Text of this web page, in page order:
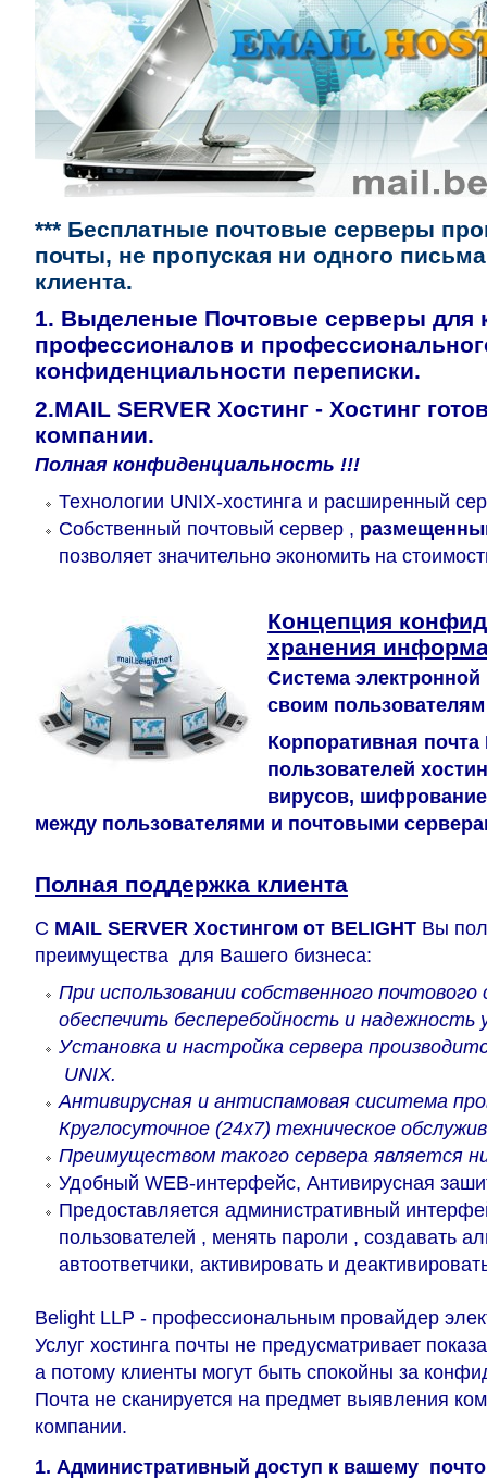
*** Бесплатные почтовые серверы
почты, не пропуская ни одного
клиента.
1. Выделеные Почтовые серверы для
профессионалов и
конфиденциальности переписки.
2.MAIL SERVER Хостинг - Хостинг
компании.
Полная конфиденциальность !!!
Технологии UNIX-хостинга и расширенный
Собственный почтовый сервер ,
позволяет значительно экономить на
Концепция
хранения
Система электронной
своим
Корпоративная почта
пользователей
вирусов,
между пользователями и почтовыми
Полная поддержка клиента
С MAIL SERVER Хостингом от BELIGHT Вы
преимущества для Вашего бизнеса:
При использовании собственного
обеспечить бесперебойность и надежность
Установка и настройка сервера
UNIX.
Антивирусная и антиспамовая сиситема
Круглосуточное (24х7) техническое
Преимуществом такого сервера является
Удобный WEB-интерфейс, Антивирусная
Предоставляется административный
пользователей , менять пароли , создавать
автоответчики, активировать и
Belight LLP - профессиональным провайдер
Услуг хостинга почты не предусматривает
а потому клиенты могут быть спокойны за
Почта не сканируется на предмет выявления
компании.
1. Административный доступ к вашему